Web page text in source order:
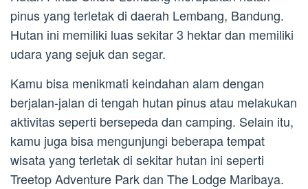
pinus yang terletak di daerah Lembang, Bandung.
Hutan ini memiliki luas sekitar 3 hektar dan memiliki
udara yang sejuk dan segar.
Kamu bisa menikmati keindahan alam dengan
berjalan-jalan di tengah hutan pinus atau melakukan
aktivitas seperti bersepeda dan camping. Selain itu,
kamu juga bisa mengunjungi beberapa tempat
wisata yang terletak di sekitar hutan ini seperti
Treetop Adventure Park dan The Lodge Maribaya.